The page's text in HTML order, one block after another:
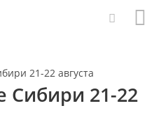
21-22 августа
Сибири 21-22